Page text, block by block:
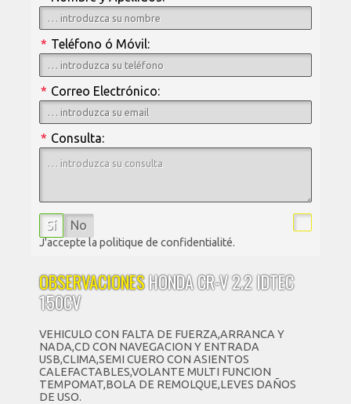
Teléfono ó Móvil:
*
Correo Electrónico:
*
Consulta:
*
Sí No
J'accepte la politique de confidentialité.
OBSERVACIONESHONDA CR-V 2.2 IDTEC
150CV
VEHICULO CON FALTA DE FUERZA,ARRANCA Y
NADA,CD CON NAVEGACION Y ENTRADA
USB,CLIMA,SEMI CUERO CON ASIENTOS
CALEFACTABLES,VOLANTE MULTI FUNCION
TEMPOMAT,BOLA DE REMOLQUE,LEVES DAÑOS
DE USO.